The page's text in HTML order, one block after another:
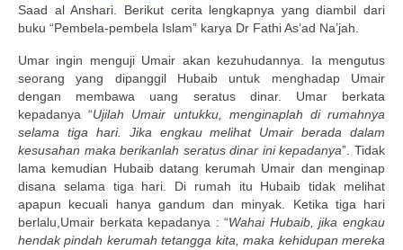
Publikasi Dakwah Gratis
Kajian Gratis di Jogja
FAQ
Contact
About
Saad al Anshari. Berikut cerita lengkapnya yang diambil dari
buku “Pembela-pembela Islam” karya Dr Fathi As’ad Na’jah.
Umar ingin menguji Umair akan kezuhudannya. Ia mengutus
seorang yang dipanggil Hubaib untuk menghadap Umair
dengan membawa uang seratus dinar. Umar berkata
kepadanya “Ujilah Umair untukku, menginaplah di rumahnya
selama tiga hari. Jika engkau melihat Umair berada dalam
kesusahan maka berikanlah seratus dinar ini kepadanya”. Tidak
lama kemudian Hubaib datang kerumah Umair dan menginap
disana selama tiga hari. Di rumah itu Hubaib tidak melihat
apapun kecuali hanya gandum dan minyak. Ketika tiga hari
berlalu,Umair berkata kepadanya : “Wahai Hubaib, jika engkau
hendak pindah kerumah tetangga kita, maka kehidupan mereka